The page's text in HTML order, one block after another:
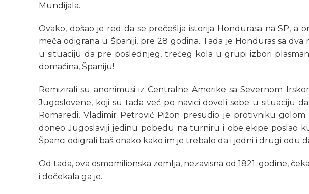
Mundijala.
Ovako, došao je red da se prečešlja istorija Hondurasa na SP, a
meča odigrana u Španiji, pre 28 godina. Tada je Honduras sa dva
u situaciju da pre poslednjeg, trećeg kola u grupi izbori
domaćina, Španiju!
Remizirali su anonimusi iz Centralne Amerike sa Severnom
Jugoslovene, koji su tada već po navici doveli sebe u situaciju
Romaredi, Vladimir Petrović Pižon presudio je protivniku
doneo Jugoslaviji jedinu pobedu na turniru i obe ekipe poslao
Španci odigrali baš onako kako im je trebalo da i jedni i drugi odu
Od tada, ova osmomilionska zemlja, nezavisna od 1821. godine,
i dočekala ga je.